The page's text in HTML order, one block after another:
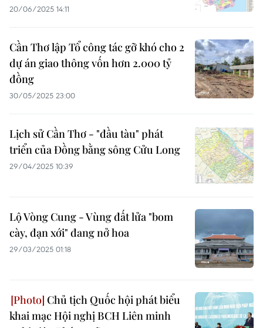
20/06/2025 14:11
Cần Thơ lập Tổ công tác gỡ khó cho 2
dự án giao thông vốn hơn 2.000 tỷ
đồng
30/05/2025 23:00
Lịch sử Cần Thơ - "đầu tàu" phát
triển của Đồng bằng sông Cửu Long
29/04/2025 10:39
Lộ Vòng Cung - Vùng đất lửa "bom
cày, đạn xới" đang nở hoa
29/03/2025 01:18
Chủ tịch Quốc hội phát biểu
khai mạc Hội nghị BCH Liên minh